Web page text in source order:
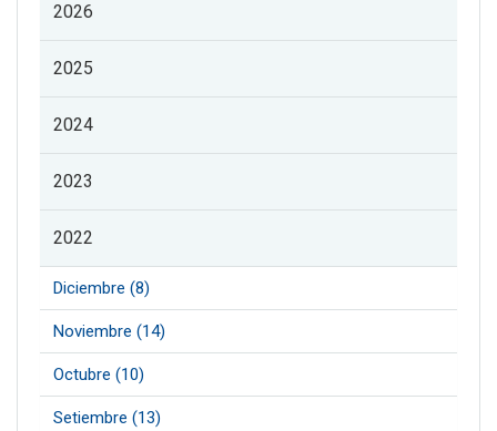
2026
2025
2024
2023
2022
Diciembre (8)
Noviembre (14)
Octubre (10)
Setiembre (13)